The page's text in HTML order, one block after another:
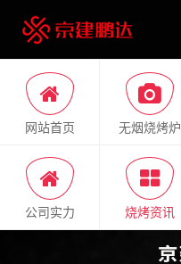
网站首页 无烟烧烤炉
公司实力 烧烤资讯